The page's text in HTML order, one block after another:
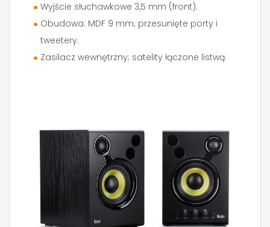
Wyjście słuchawkowe 3,5 mm (front).
Obudowa: MDF 9 mm; przesunięte porty i
tweetery.
Zasilacz wewnętrzny; satelity łączone listwą.